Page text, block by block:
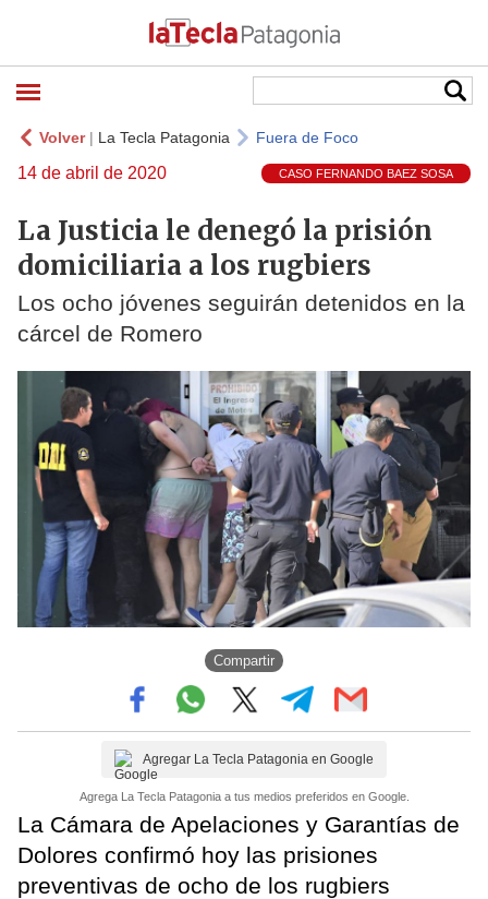
Volver| La Tecla Patagonia Fuera de Foco
14 de abril de 2020 CASO FERNANDO BAEZ SOSA
La Justicia le denegó la prisión
domiciliaria a los rugbiers
Los ocho jóvenes seguirán detenidos en la
cárcel de Romero
Compartir
Agregar La Tecla Patagonia en Google
Agrega La Tecla Patagonia a tus medios preferidos en Google.
La Cámara de Apelaciones y Garantías de
Dolores confirmó hoy las prisiones
preventivas de ocho de los rugbiers